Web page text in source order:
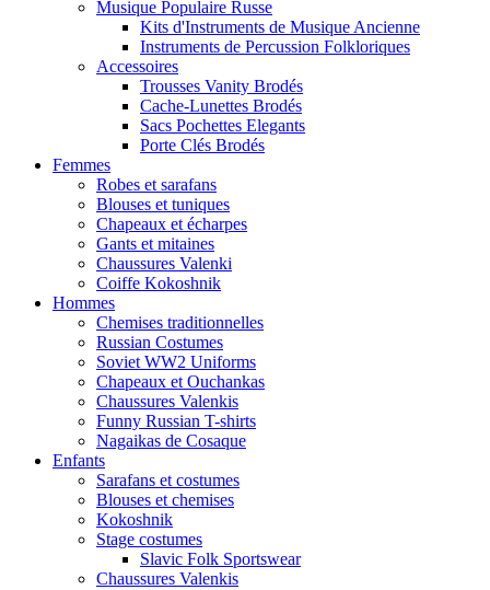
Musique Populaire Russe
Kits d'Instruments de Musique Ancienne
Instruments de Percussion Folkloriques
Accessoires
Trousses Vanity Brodés
Cache-Lunettes Brodés
Sacs Pochettes Elegants
Porte Clés Brodés
Femmes
Robes et sarafans
Blouses et tuniques
Chapeaux et écharpes
Gants et mitaines
Chaussures Valenki
Coiffe Kokoshnik
Hommes
Chemises traditionnelles
Russian Costumes
Soviet WW2 Uniforms
Chapeaux et Ouchankas
Chaussures Valenkis
Funny Russian T-shirts
Nagaikas de Cosaque
Enfants
Sarafans et costumes
Blouses et chemises
Kokoshnik
Stage costumes
Slavic Folk Sportswear
Chaussures Valenkis